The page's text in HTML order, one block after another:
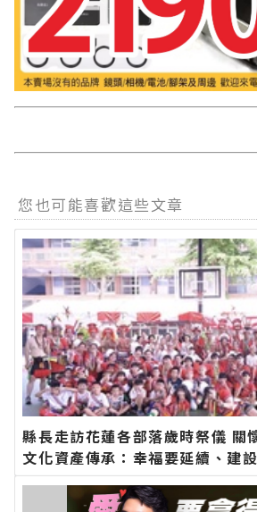
您也可能喜歡這些文章
縣長走訪花蓮各部落歲時祭儀 關
文化資產傳承：幸福要延續、建
新聞網官方網站各類新聞－最快
最新的在地資訊！